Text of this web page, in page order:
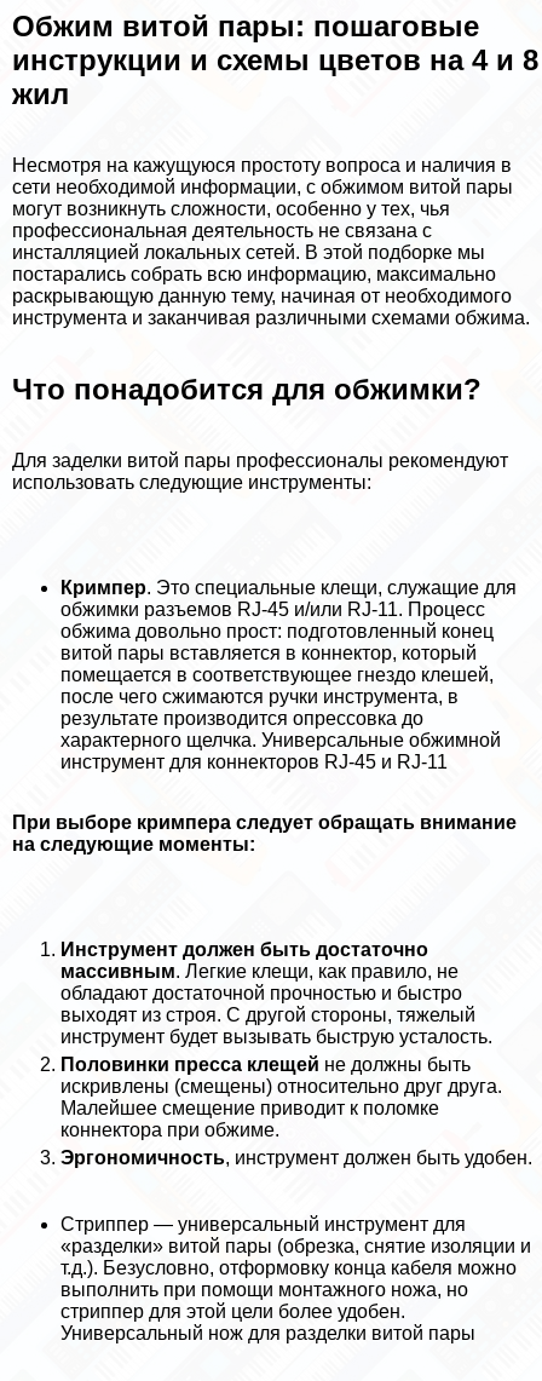
Обжим витой пары: пошаговые
инструкции и схемы цветов на 4 и 8
жил
Несмотря на кажущуюся простоту вопроса и наличия в
сети необходимой информации, с обжимом витой пары
могут возникнуть сложности, особенно у тех, чья
профессиональная деятельность не связана с
инсталляцией локальных сетей. В этой подборке мы
постарались собрать всю информацию, максимально
раскрывающую данную тему, начиная от необходимого
инструмента и заканчивая различными схемами обжима.
Что понадобится для обжимки?
Для заделки витой пары профессионалы рекомендуют
использовать следующие инструменты:
Кримпер. Это специальные клещи, служащие для
обжимки разъемов RJ-45 и/или RJ-11. Процесс
обжима довольно прост: подготовленный конец
витой пары вставляется в коннектор, который
помещается в соответствующее гнездо клешей,
после чего сжимаются ручки инструмента, в
результате производится опрессовка до
хаpaктерного щелчка. Универсальные обжимной
инструмент для коннекторов RJ-45 и RJ-11
При выборе кримпера следует обращать внимание
на следующие моменты:
Инструмент должен быть достаточно
массивным. Легкие клещи, как правило, не
обладают достаточной прочностью и быстро
выходят из строя. С другой стороны, тяжелый
инструмент будет вызывать быструю усталость.
Половинки пресса клещей не должны быть
искривлены (смещены) относительно друг друга.
Малейшее смещение приводит к поломке
коннектора при обжиме.
Эргономичность, инструмент должен быть удобен.
Стpиппep — универсальный инструмент для
«разделки» витой пары (обрезка, снятие изоляции и
т.д.). Безусловно, отформовку конца кабеля можно
выполнить при помощи монтажного ножа, но
стpиппep для этой цели более удобен.
Универсальный нож для разделки витой пары